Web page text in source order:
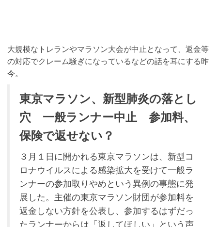
大規模なトレランやマラソン大会が中止となって、返金等
の対応でクレーム騒ぎになっているなどの話を耳にする昨
今。
東京マラソン、新型肺炎の落とし
穴 一般ランナー中止 参加料、
保険で返せない？
３月１日に開かれる東京マラソンは、新型コ
ロナウイルスによる感染拡大を受けて一般ラ
ンナーの参加取りやめという異例の事態に発
展した。主催の東京マラソン財団が参加料を
返金しない方針を公表し、参加するはずだっ
たランナーからは「返してほしい」という声